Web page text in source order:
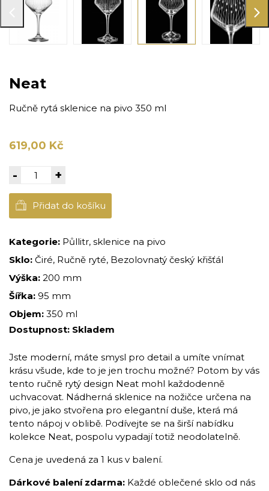
Neat
Ručně rytá sklenice na pivo 350 ml
619,00 Kč
- +
Přidat do košíku
Kategorie: Půllitr, sklenice na pivo
Sklo: Čiré, Ručně ryté, Bezolovnatý český křišťál
Výška: 200 mm
Šířka: 95 mm
Objem: 350 ml
Dostupnost: Skladem
Jste moderní, máte smysl pro detail a umíte vnímat
krásu všude, kde to je jen trochu možné? Potom by vás
tento ručně rytý design Neat mohl každodenně
uchvacovat. Nádherná sklenice na nožičce určena na
pivo, je jako stvořena pro elegantní duše, která má
tento nápoj v oblibě. Podívejte se na širší nabídku
kolekce Neat, pospolu vypadají totiž neodolatelně.
Cena je uvedená za 1 kus v balení.
Dárkové balení zdarma: Každé oblečené sklo od nás